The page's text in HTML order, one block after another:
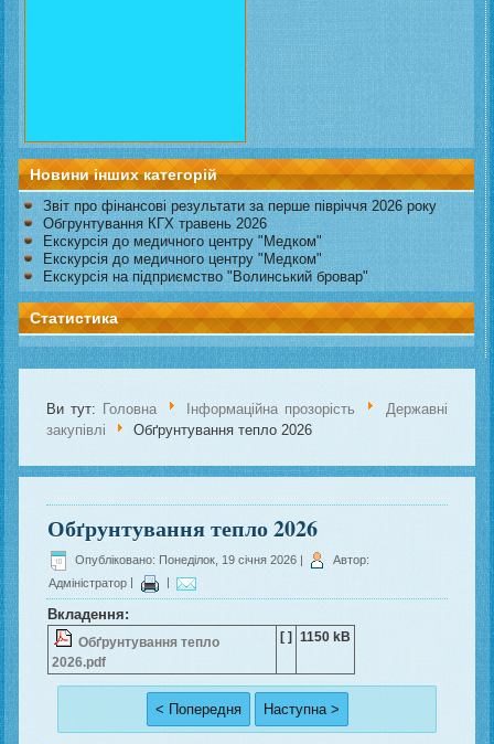
Новини інших категорій
Звіт про фінансові результати за перше півріччя 2026 року
Обгрунтування КГХ травень 2026
Екскурсія до медичного центру "Медком"
Екскурсія до медичного центру "Медком"
Екскурсія на підприємство "Волинський бровар"
Статистика
Ви тут: Головна Інформаційна прозорість
Державні
закупівлі
Обґрунтування тепло 2026
Обґрунтування тепло 2026
Опубліковано: Понеділок, 19 січня 2026 |
Автор:
Адміністратор
Вкладення:
Обґрунтування тепло
2026.pdf
[ ] 1150 kB
< Попередня Наступна >